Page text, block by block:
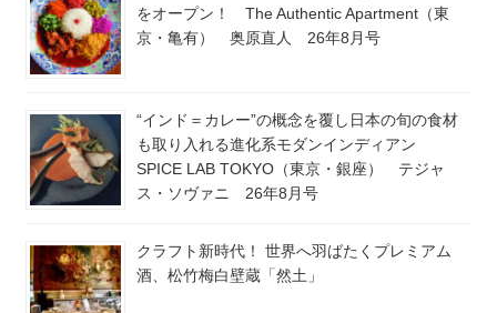
をオープン！ The Authentic Apartment（東
京・亀有） 奥原直人 26年8月号
“インド＝カレー”の概念を覆し日本の旬の食材
も取り入れる進化系モダンインディアン
SPICE LAB TOKYO（東京・銀座） テジャ
ス・ソヴァニ 26年8月号
クラフト新時代！ 世界へ羽ばたくプレミアム
酒、松竹梅白壁蔵「然土」